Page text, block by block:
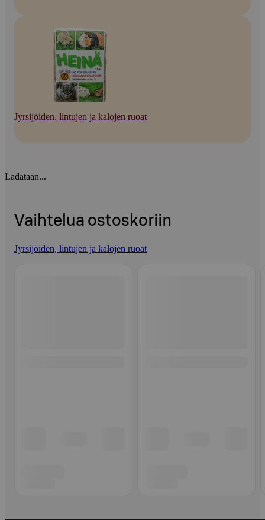
Jyrsijöiden, lintujen ja kalojen ruoat
Ladataan...
Vaihtelua ostoskoriin
Jyrsijöiden, lintujen ja kalojen ruoat